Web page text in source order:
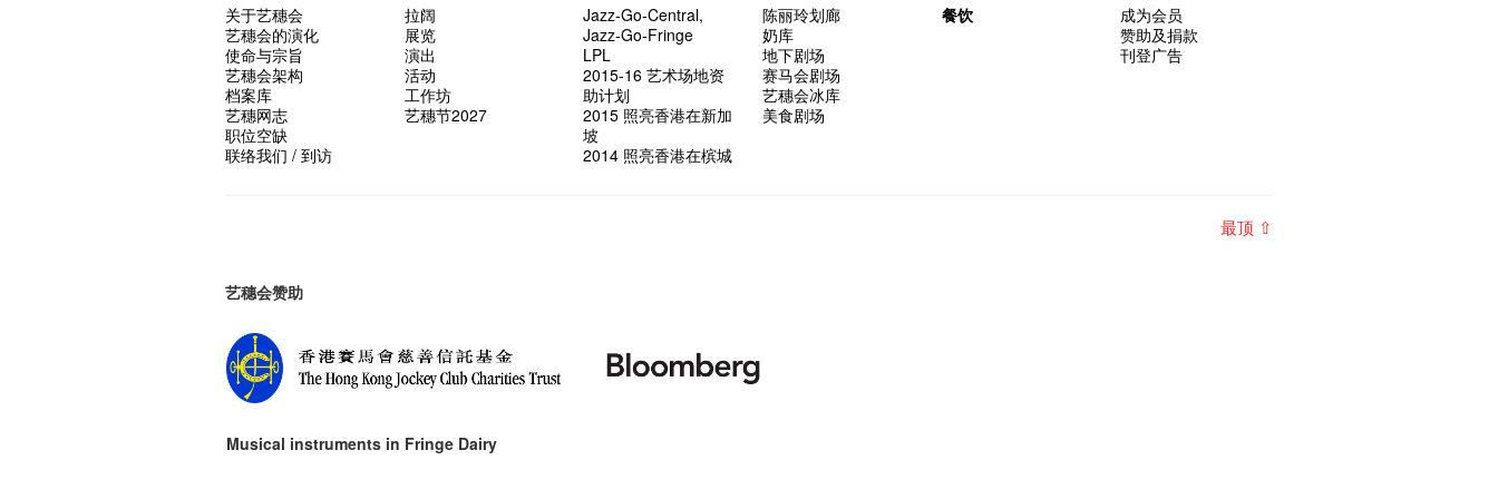
关于艺穗会
艺穗会的演化
使命与宗旨
艺穗会架构
档案库
艺穗网志
职位空缺
联络我们 / 到访
拉阔
展览
演出
活动
工作坊
艺穗节2027
Jazz-Go-Central,
Jazz-Go-Fringe
LPL
2015-16 艺术场地资
助计划
2015 照亮香港在新加
坡
2014 照亮香港在槟城
陈丽玲划廊
奶库
地下剧场
赛马会剧场
艺穗会冰库
美食剧场
餐饮
成为会员
赞助及捐款
刊登广告
最顶 ⇧
艺穗会赞助
Musical instruments in Fringe Dairy